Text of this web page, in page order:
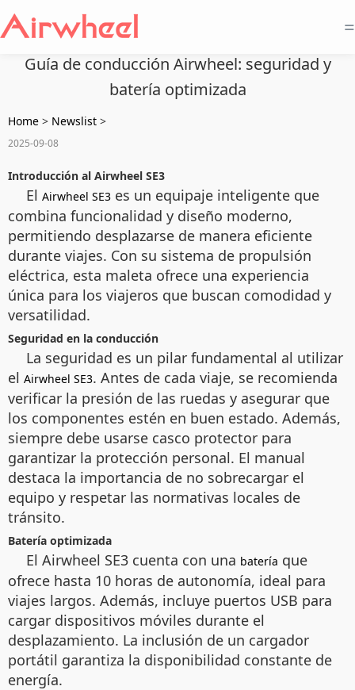
=
Guía de conducción Airwheel: seguridad y
batería optimizada
Home > Newslist >
2025-09-08
Introducción al Airwheel SE3
El Airwheel SE3 es un equipaje inteligente que
combina funcionalidad y diseño moderno,
permitiendo desplazarse de manera eficiente
durante viajes. Con su sistema de propulsión
eléctrica, esta maleta ofrece una experiencia
única para los viajeros que buscan comodidad y
versatilidad.
Seguridad en la conducción
La seguridad es un pilar fundamental al utilizar
el Airwheel SE3. Antes de cada viaje, se recomienda
verificar la presión de las ruedas y asegurar que
los componentes estén en buen estado. Además,
siempre debe usarse casco protector para
garantizar la protección personal. El manual
destaca la importancia de no sobrecargar el
equipo y respetar las normativas locales de
tránsito.
Batería optimizada
El Airwheel SE3 cuenta con una batería que
ofrece hasta 10 horas de autonomía, ideal para
viajes largos. Además, incluye puertos USB para
cargar dispositivos móviles durante el
desplazamiento. La inclusión de un cargador
portátil garantiza la disponibilidad constante de
energía.